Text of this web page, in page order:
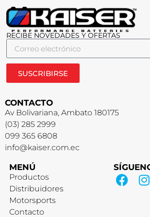
RECIBE NOVEDADES Y OFERTAS
SUSCRIBIRSE
CONTACTO
Av Bolivariana, Ambato 180175
(03) 285 2999
099 365 6808
info@kaiser.com.ec
MENÚ
Productos
Distribuidores
Motorsports
Contacto